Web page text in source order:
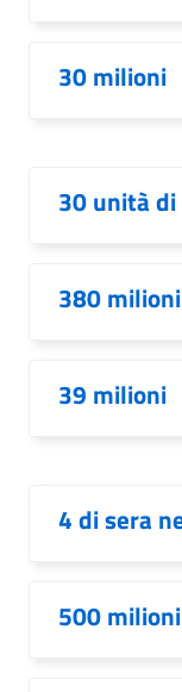
30 milioni
30 unità
380 milioni
39 milioni
4 di sera
500 milioni